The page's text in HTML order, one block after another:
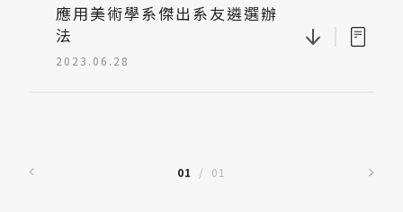
應用美術學系傑出系友遴選辦
法
2023.06.28
01 / 01